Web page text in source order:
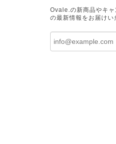
Ovale.の新商品やキャ
の最新情報をお届けい